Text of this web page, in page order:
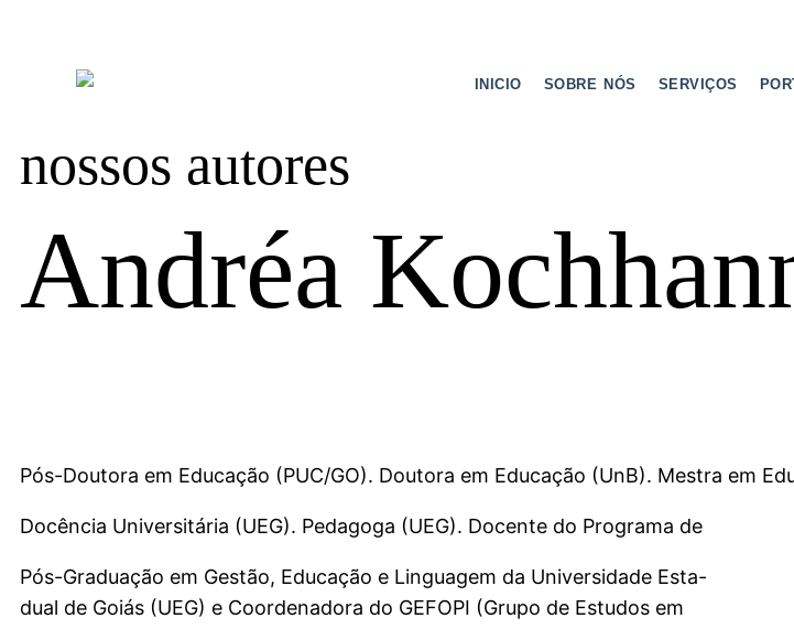
INICIO SOBRE NÓS SERVIÇOS
nossos autores
Andréa
Pós-Doutora em Educação (PUC/GO). Doutora em Educação (UnB). Mestra em
Docência Universitária (UEG). Pedagoga (UEG). Docente do Programa de
Pós-Graduação em Gestão, Educação e Linguagem da Universidade Esta-
dual de Goiás (UEG) e Coordenadora do GEFOPI (Grupo de Estudos em